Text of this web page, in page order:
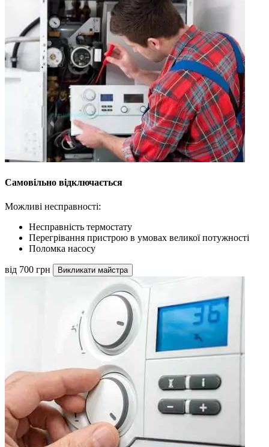
Самовільно відключається
Можливі несправності:
Несправність термостату
Перегрівання пристрою в умовах великої потужності
Поломка насосу
від 700 грн Викликати майстра